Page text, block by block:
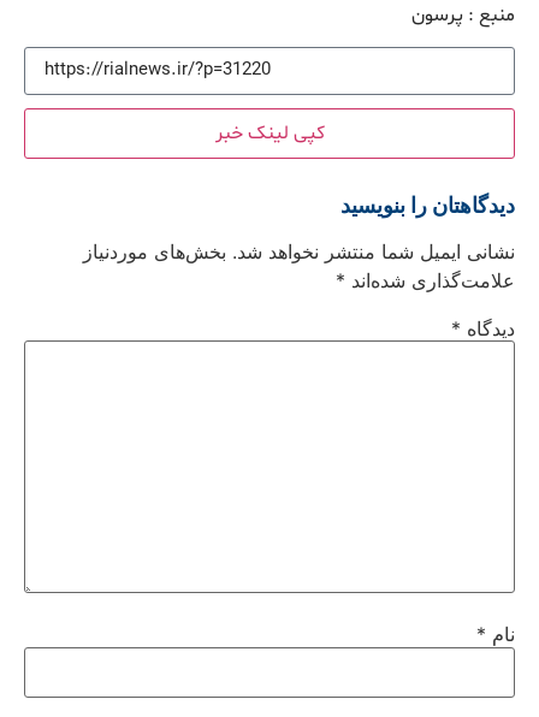
منبع : پرسون
کپی لینک خبر
دیدگاهتان را بنویسید
نشانی ایمیل شما منتشر نخواهد شد. بخش‌های موردنیاز
علامت‌گذاری شده‌اند *
دیدگاه *
نام *